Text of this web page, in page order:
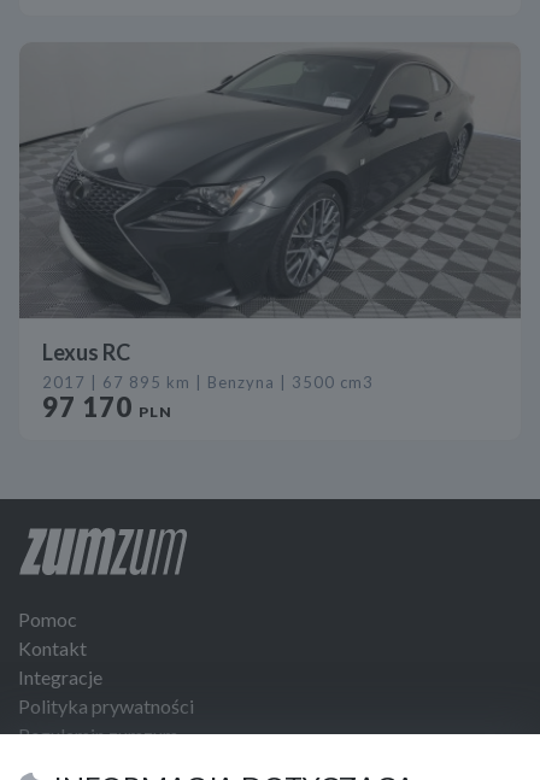
Lexus RC
2017 | 67 895 km | Benzyna | 3500 cm3
97 170 PLN
Pomoc
Kontakt
Integracje
Polityka prywatności
Regulamin zumzum